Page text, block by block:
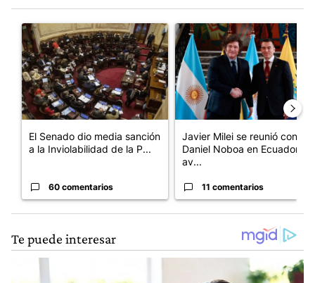
Un artículo de tendencia con el título "El Senado dio media
El Senado dio media sanción
a la Inviolabilidad de la P...
60 comentarios
Un artículo de tendencia con
Javier Milei se reunió con
Daniel Noboa en Ecuador y
av...
11 comentarios